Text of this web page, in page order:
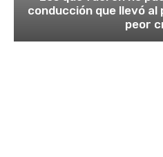
conducción que llevó al
peor